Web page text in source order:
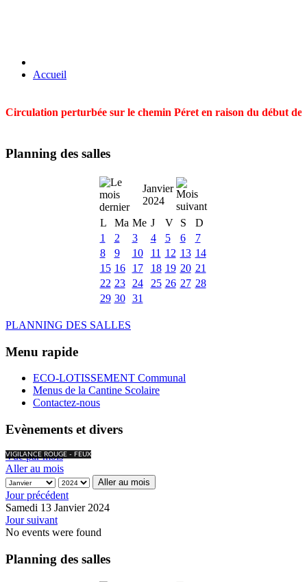
Accueil
Circulation perturbée sur le chemin Péret en raison du début
Planning des salles
Janvier
2024
L
Ma Me J V S
D
1
2 3 4 5 6
7
8
9 10 11 12 13 14
15 16 17 18 19 20 21
22 23 24 25 26 27 28
29 30 31
PLANNING DES SALLES
Menu rapide
ECO-LOTISSEMENT Communal
Menus de la Cantine Scolaire
Contactez-nous
Evènements et divers
VIGILANCE ROUGE - FEUX
Vue par mois
Aller au mois
Aller au mois
Jour précédent
Samedi 13 Janvier 2024
Jour suivant
No events were found
Planning des salles